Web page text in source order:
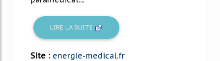
LIRE LA SUITE
Site : energie-medical.fr